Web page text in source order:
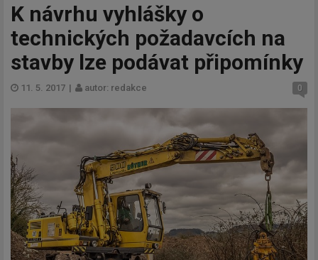
K návrhu vyhlášky o
technických požadavcích na
stavby lze podávat připomínky
11. 5. 2017 | autor: redakce 0